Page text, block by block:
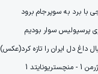
برد به سوپرجام برود
پرسپولیس سوار بودیم
داغ دل ایران را تازه کرد(عکس)
1